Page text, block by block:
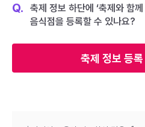
축제 정보 등
Q.
축제 정보 하단에 ‘축제와 함
음식점을 등록할 수 있나요?